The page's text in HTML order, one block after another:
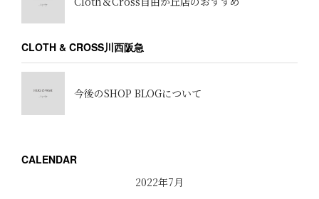
CLOTH & CROSS川西阪急
今後のSHOP BLOGについて
CALENDAR
2022年7月